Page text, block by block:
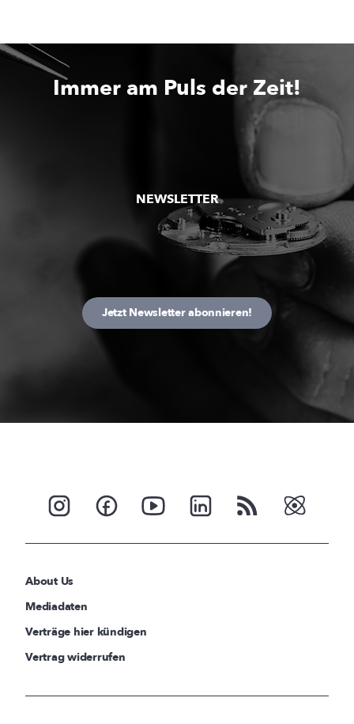
Immer am Puls der Zeit!
NEWSLETTER
Jetzt Newsletter abonnieren!
About Us
Mediadaten
Verträge hier kündigen
Vertrag widerrufen